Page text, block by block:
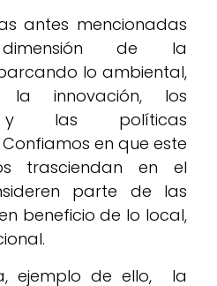
antes mencionadas
de la
lo ambiental,
la innovación, los
y las políticas
en que este
trasciendan en el
parte de las
beneficio de lo local,
ejemplo de ello, la